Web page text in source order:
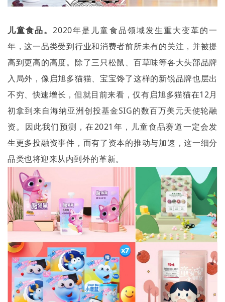
儿童食品。2020年是儿童食品领域发生重大变革的一
年，这一品类受到行业和消费者前所未有的关注，并被提
高到更高的高度。除了三只松鼠、百草味等各大头部品牌
入局外，像启旭多猫猫、宝宝馋了这样的新锐品牌也层出
不穷、快速增长，但就目前来看，仅有启旭多猫猫在12月
初拿到来自海纳亚洲创投基金SIG的数百万美元天使轮融
资。因此我们预测，在2021 年，儿童食品赛道一定会发
生更多投融资事件，而有了资本的推动与加速，这一细分
品类也将迎来从内到外的革新。